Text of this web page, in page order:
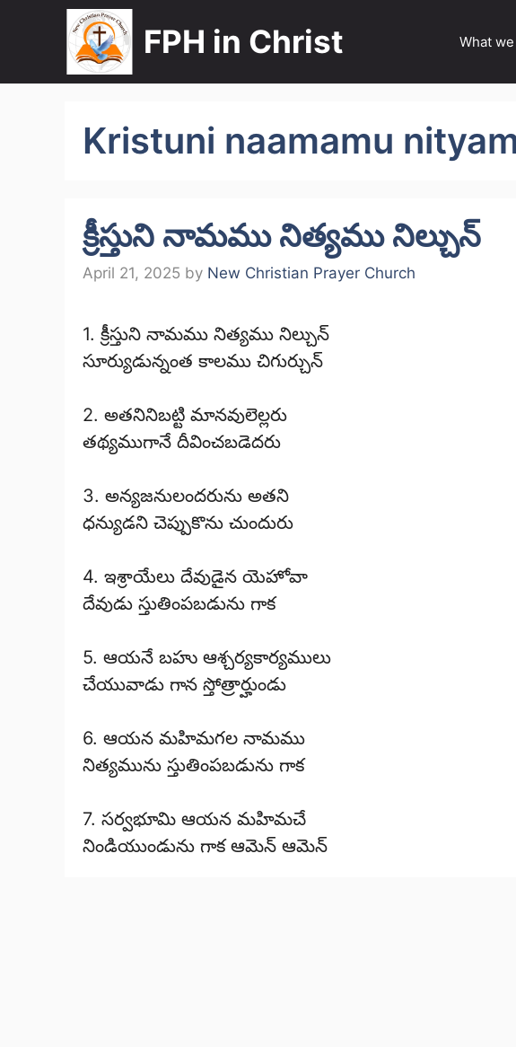
FPH in Christ What
Kristuni naamamu
క్రీస్తుని నామము నిత్యము నిల్చున్
April 21, 2025 by New Christian Prayer Church
1. క్రీస్తుని నామము నిత్యము నిల్చున్
సూర్యుడున్నంత కాలము చిగుర్చున్
2. అతనినిబట్టి మానవులెల్లరు
తథ్యముగానే దీవించబడెదరు
3. అన్యజనులందరును అతని
ధన్యుడని చెప్పుకొను చుందురు
4. ఇశ్రాయేలు దేవుడైన యెహోవా
దేవుడు స్తుతింపబడును గాక
5. ఆయనే బహు ఆశ్చర్యకార్యములు
చేయువాడు గాన స్తోత్రార్హుండు
6. ఆయన మహిమగల నామము
నిత్యమును స్తుతింపబడును గాక
7. సర్వభూమి ఆయన మహిమచే
నిండియుండును గాక ఆమెన్‌ ఆమెన్‌